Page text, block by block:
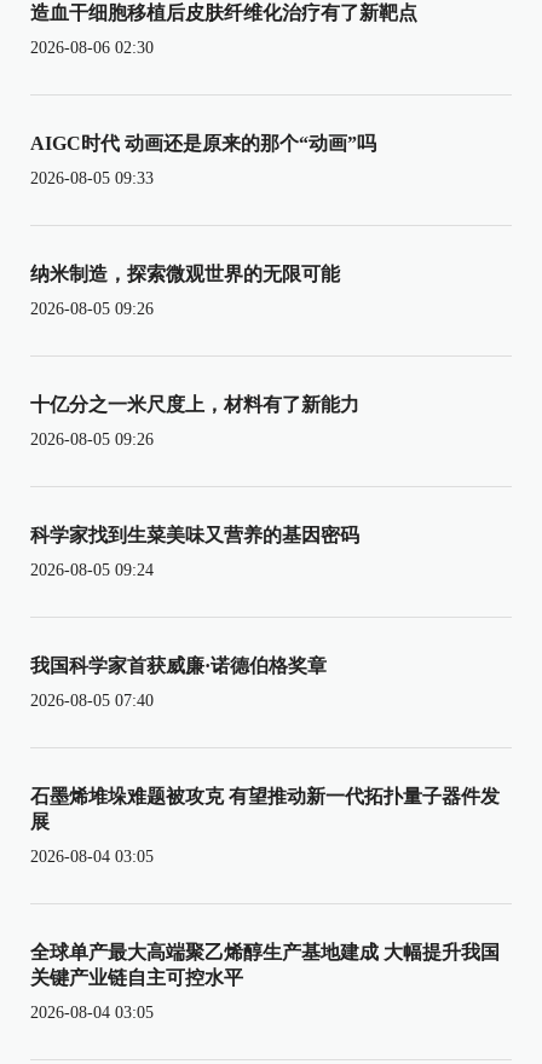
造血干细胞移植后皮肤纤维化治疗有了新靶点
2026-08-06 02:30
AIGC时代 动画还是原来的那个“动画”吗
2026-08-05 09:33
纳米制造，探索微观世界的无限可能
2026-08-05 09:26
十亿分之一米尺度上，材料有了新能力
2026-08-05 09:26
科学家找到生菜美味又营养的基因密码
2026-08-05 09:24
我国科学家首获威廉·诺德伯格奖章
2026-08-05 07:40
石墨烯堆垛难题被攻克 有望推动新一代拓扑量子器件发
展
2026-08-04 03:05
全球单产最大高端聚乙烯醇生产基地建成 大幅提升我国
关键产业链自主可控水平
2026-08-04 03:05